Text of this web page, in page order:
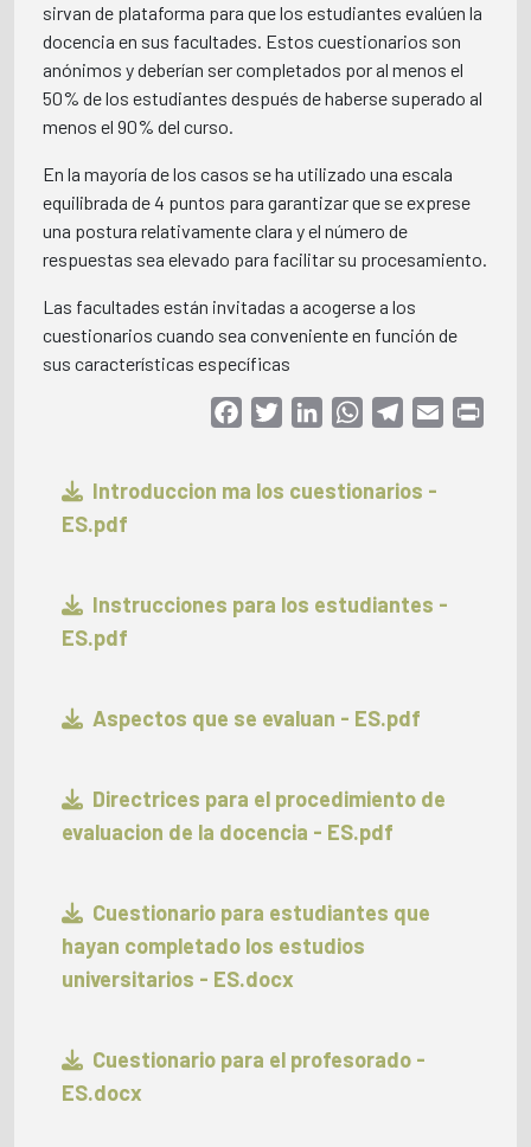
sirvan de plataforma para que los estudiantes evalúen la
docencia en sus facultades. Estos cuestionarios son
anónimos y deberían ser completados por al menos el
50% de los estudiantes después de haberse superado al
menos el 90% del curso.
En la mayoría de los casos se ha utilizado una escala
equilibrada de 4 puntos para garantizar que se exprese
una postura relativamente clara y el número de
respuestas sea elevado para facilitar su procesamiento.
Las facultades están invitadas a acogerse a los
cuestionarios cuando sea conveniente en función de
sus características específicas
FacebookTwitterLinkedInWhatsAppTelegram
Email
Introduccion ma los cuestionarios -
ES.pdf
Instrucciones para los estudiantes -
ES.pdf
Aspectos que se evaluan - ES.pdf
Directrices para el procedimiento de
evaluacion de la docencia - ES.pdf
Cuestionario para estudiantes que
hayan completado los estudios
universitarios - ES.docx
Cuestionario para el profesorado -
ES.docx